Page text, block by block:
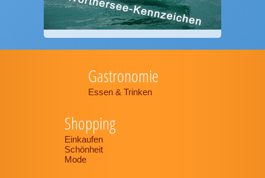
Gastronomie
Essen & Trinken
Shopping
Einkaufen
Schönheit
Mode